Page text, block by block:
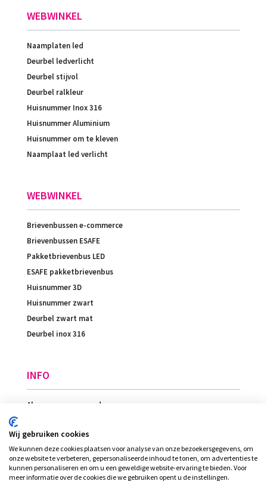
WEBWINKEL
Naamplaten led
Deurbel ledverlicht
Deurbel stijvol
Deurbel ralkleur
Huisnummer Inox 316
Huisnummer Aluminium
Huisnummer om te kleven
Naamplaat led verlicht
WEBWINKEL
Brievenbussen e-commerce
Brievenbussen ESAFE
Pakketbrievenbus LED
ESAFE pakketbrievenbus
Huisnummer 3D
Huisnummer zwart
Deurbel zwart mat
Deurbel inox 316
INFO
Algemene voorwaarden
Levering
Ligging
Wij gebruiken cookies
We kunnen deze cookies plaatsen voor analyse van onze bezoekersgegevens, om
onze website te verbeteren, gepersonaliseerde inhoud te tonen, om advertenties te
kunnen personaliseren en om u een geweldige website-ervaring te bieden. Voor
meer informatie over de cookies die we gebruiken opent u de instellingen.